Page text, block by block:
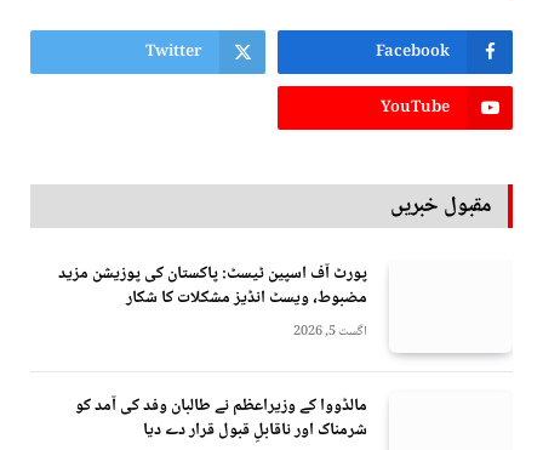
Facebook
Twitter
YouTube
مقبول خبریں
پورٹ آف اسپین ٹیسٹ: پاکستان کی پوزیشن مزید
مضبوط، ویسٹ انڈیز مشکلات کا شکار
اگست 5, 2026
مالڈووا کے وزیراعظم نے طالبان وفد کی آمد کو
شرمناک اور ناقابلِ قبول قرار دے دیا